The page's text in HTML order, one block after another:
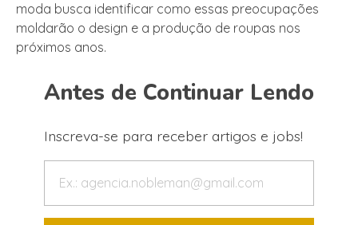
moda busca identificar como essas preocupações
moldarão o design e a produção de roupas nos
próximos anos.
Antes de Continuar Lendo
Inscreva-se para receber artigos e jobs!